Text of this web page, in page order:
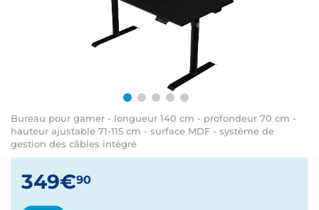
Bureau pour gamer - longueur 140 cm - profondeur 70 cm -
hauteur ajustable 71-115 cm - surface MDF - système de
gestion des câbles intégré
349€90